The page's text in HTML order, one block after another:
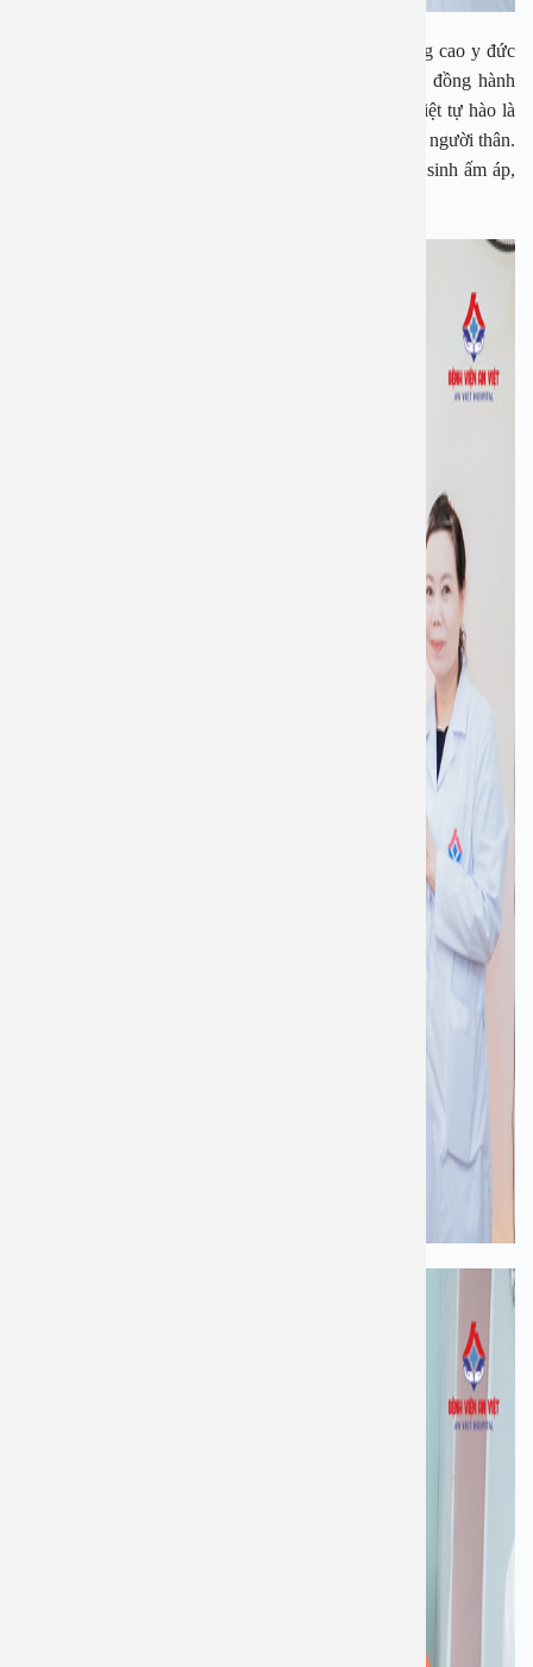
Với phương châm coi bệnh nhân là trung tâm và nâng cao y đức
là nâng cao chất lượng khám chữa bệnh, luôn luôn đồng hành
giúp bệnh nhân sẻ chia mọi nỗi lo về sức khỏe An Việt tự hào là
bến đỗ cuối cùng trong lộ trình chữa bệnh của bạn và người thân.
Chúc toàn thể bệnh nhân, toàn thể quý vị mùa giáng sinh ấm áp,